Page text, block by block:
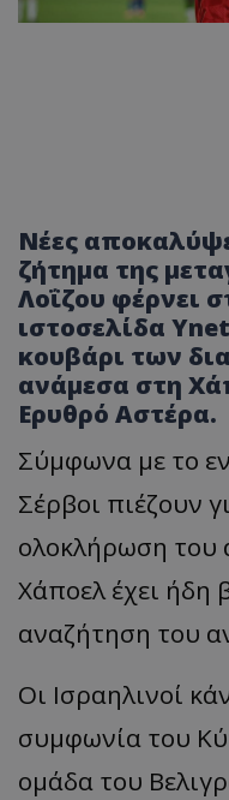
Νέες
ζήτημα της
Λοΐζου φέρνει
ιστοσελίδα
κουβάρι των
ανάμεσα στη
Ερυθρό Αστέρα.
Σύμφωνα με το
Σέρβοι πιέζουν
ολοκλήρωση του
Χάποελ έχει ήδη
αναζήτηση του
Οι Ισραηλινοί
συμφωνία του
ομάδα του